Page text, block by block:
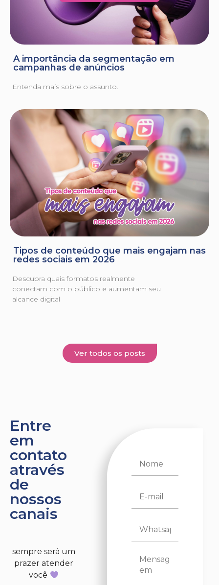
A importância da segmentação em
campanhas de anúncios
Entenda mais sobre o assunto.
Tipos de conteúdo que mais engajam nas
redes sociais em 2026
Descubra quais formatos realmente
conectam com o público e aumentam seu
alcance digital
Ver todos os posts
Entre
em
contato
através
de
nossos
canais
sempre será um
prazer atender
você